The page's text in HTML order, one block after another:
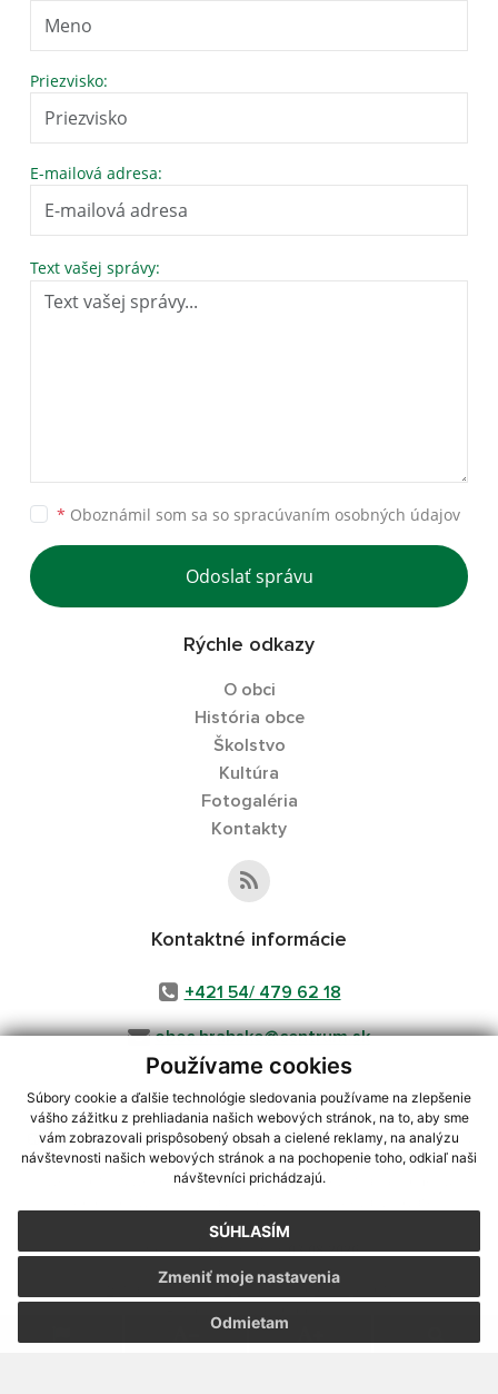
Používame cookies
Súbory cookie a ďalšie technológie sledovania používame na zlepšenie
vášho zážitku z prehliadania našich webových stránok, na to, aby sme
vám zobrazovali prispôsobený obsah a cielené reklamy, na analýzu
návštevnosti našich webových stránok a na pochopenie toho, odkiaľ naši
návštevníci prichádzajú.
SÚHLASÍM
Odmietam
Zmeniť moje nastavenia
Priezvisko:
E-mailová adresa:
Text vašej správy:
* Oboznámil som sa so spracúvaním osobných údajov
Odoslať správu
Rýchle odkazy
O obci
História obce
Školstvo
Kultúra
Fotogaléria
Kontakty
Kontaktné informácie
+421 54/ 479 62 18
obec.hrabske@centrum.sk
využite možnosť získavania aktuálnych informácií s využitím RSS
CMS systém (redakčný) systém ECHELON 2,Mapa stránok,web portál
webex.digital, s.r.o.,domény,registrácia domény
Posledná aktualizácia:03.08.2026
Vytlačiť stránku|Vyhlásenie o prístupnosti